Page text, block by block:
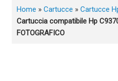
Home » Cartucce » Cartucce
Cartuccia compatibile Hp
FOTOGRAFICO